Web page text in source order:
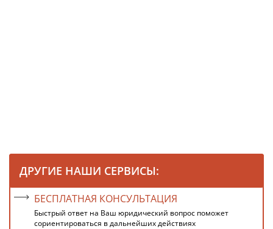
ДРУГИЕ НАШИ СЕРВИСЫ:
БЕСПЛАТНАЯ КОНСУЛЬТАЦИЯ
Быстрый ответ на Ваш юридический вопрос поможет
сориентироваться в дальнейших действиях